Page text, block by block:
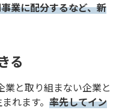
業に配分するなど、新
る
業と取り組まない企業と
れます。 率先してイン